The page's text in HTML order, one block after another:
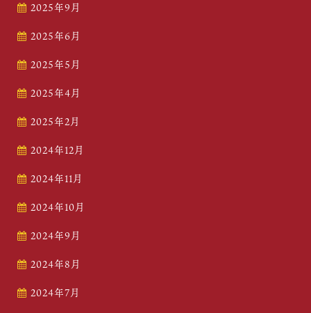
2025年9月
2025年6月
2025年5月
2025年4月
2025年2月
2024年12月
2024年11月
2024年10月
2024年9月
2024年8月
2024年7月